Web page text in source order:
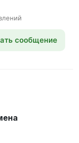
сообщение